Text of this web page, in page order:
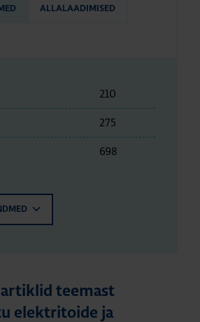
ALLALAADIMISED
210
275
698
teemast
elektritoide ja